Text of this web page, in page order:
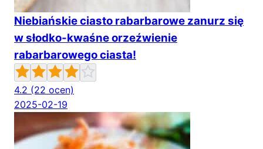
Niebiańskie ciasto rabarbarowe zanurz się
w słodko-kwaśne orzeźwienie
rabarbarowego ciasta!
4.2 (22 ocen)
2025-02-19